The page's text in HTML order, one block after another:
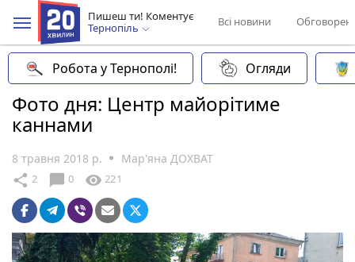
Пишеш ти! Коментує
Тернопіль
Всі новини
Робота у Тернополі! Огляди
Фото дня: Центр майорітиме
каннами
8 травня 2018 р. Мар'яна ДОХВАТ
share 2 chat_bubble 0 visibility 221